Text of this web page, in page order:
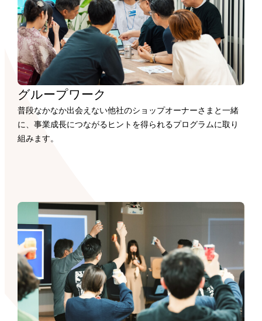
グループワーク
普段なかなか出会えない他社のショップオーナーさまと一緒
に、事業成長につながるヒントを得られるプログラムに取り
組みます。